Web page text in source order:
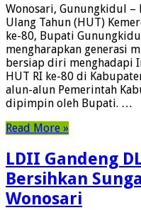
Wonosari, Gunungkidul –
Ulang Tahun (HUT)
ke-80, Bupati
mengharapkan generasi
bersiap diri menghadapi
HUT RI ke-80 di
alun-alun Pemerintah
dipimpin oleh Bupati. …
Read More »
LDII Gandeng
Bersihkan
Wonosari